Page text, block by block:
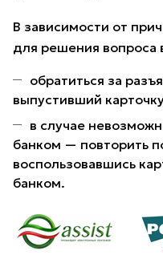
В зависимости от
для решения вопроса
обратиться за
выпустивший
в случае
банком — повторить
воспользовавшись
банком.